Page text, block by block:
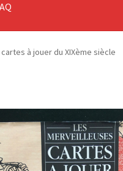
à jouer du XIXème siècle